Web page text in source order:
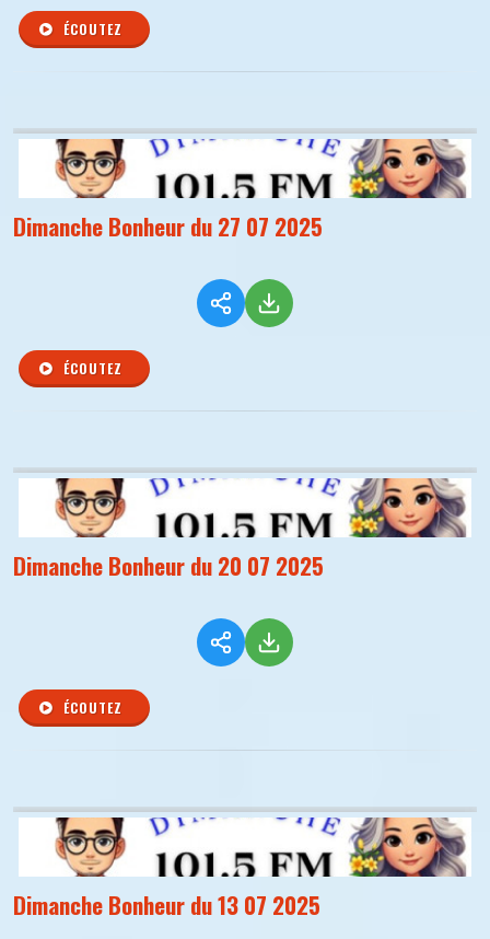
ÉCOUTEZ
Dimanche Bonheur du 27 07 2025
ÉCOUTEZ
Dimanche Bonheur du 20 07 2025
ÉCOUTEZ
Dimanche Bonheur du 13 07 2025